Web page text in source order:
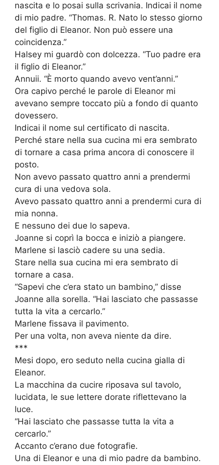
nascita e lo posai sulla scrivania. Indicai il nome
di mio padre. “Thomas. R. Nato lo stesso giorno
del figlio di Eleanor. Non può essere una
coincidenza.”
Halsey mi guardò con dolcezza. “Tuo padre era
il figlio di Eleanor.”
Annuii. “È morto quando avevo vent’anni.”
Ora capivo perché le parole di Eleanor mi
avevano sempre toccato più a fondo di quanto
dovessero.
Indicai il nome sul certificato di nascita.
Perché stare nella sua cucina mi era sembrato
di tornare a casa prima ancora di conoscere il
posto.
Non avevo passato quattro anni a prendermi
cura di una vedova sola.
Avevo passato quattro anni a prendermi cura di
mia nonna.
E nessuno dei due lo sapeva.
Joanne si coprì la bocca e iniziò a piangere.
Marlene si lasciò cadere su una sedia.
Stare nella sua cucina mi era sembrato di
tornare a casa.
“Sapevi che c’era stato un bambino,” disse
Joanne alla sorella. “Hai lasciato che passasse
tutta la vita a cercarlo.”
Marlene fissava il pavimento.
Per una volta, non aveva niente da dire.
***
Mesi dopo, ero seduto nella cucina gialla di
Eleanor.
La macchina da cucire riposava sul tavolo,
lucidata, le sue lettere dorate riflettevano la
luce.
“Hai lasciato che passasse tutta la vita a
cercarlo.”
Accanto c’erano due fotografie.
Una di Eleanor e una di mio padre da bambino.